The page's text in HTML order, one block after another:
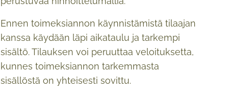
Ennen toimeksiannon käynnistämistä tilaajan
kanssa käydään läpi aikataulu ja tarkempi
sisältö. Tilauksen voi peruuttaa veloituksetta,
kunnes toimeksiannon tarkemmasta
sisällöstä on yhteisesti sovittu.